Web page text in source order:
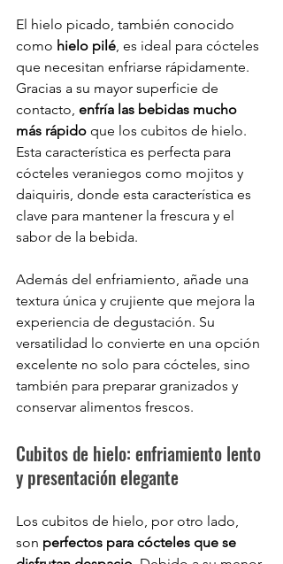
El hielo picado, también conocido
como hielo pilé, es ideal para cócteles
que necesitan enfriarse rápidamente.
Gracias a su mayor superficie de
contacto, enfría las bebidas mucho
más rápido que los cubitos de hielo.
Esta característica es perfecta para
cócteles veraniegos como mojitos y
daiquiris, donde esta característica es
clave para mantener la frescura y el
sabor de la bebida.
Además del enfriamiento, añade una
textura única y crujiente que mejora la
experiencia de degustación. Su
versatilidad lo convierte en una opción
excelente no solo para cócteles, sino
también para preparar granizados y
conservar alimentos frescos.
Cubitos de hielo: enfriamiento lento
y presentación elegante
Los cubitos de hielo, por otro lado,
son perfectos para cócteles que se